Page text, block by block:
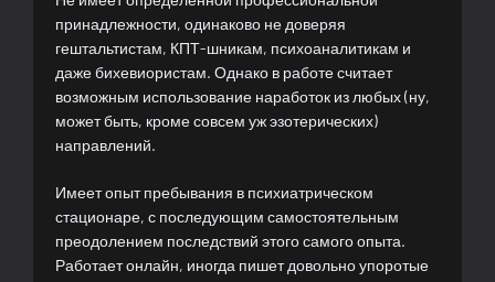
принадлежности, одинаково не доверяя
гештальтистам, КПТ-шникам, психоаналитикам и
даже бихевиористам. Однако в работе считает
возможным использование наработок из любых (ну,
может быть, кроме совсем уж эзотерических)
направлений.
Имеет опыт пребывания в психиатрическом
стационаре, с последующим самостоятельным
преодолением последствий этого самого опыта.
Работает онлайн, иногда пишет довольно упоротые